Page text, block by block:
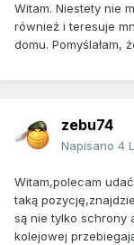
Witam. Niestety nie
również i teresuje
domu. Pomyślałam,
zebu74
Napisano 4
Witam,polecam
taką
są nie tylko schrony
kolejowej